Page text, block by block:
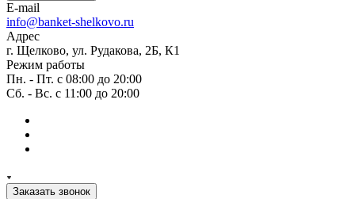
E-mail
info@banket-shelkovo.ru
Адрес
г. Щелково, ул. Рудакова, 2Б, К1
Режим работы
Пн. - Пт. с 08:00 до 20:00
Сб. - Вс. с 11:00 до 20:00
Заказать звонок